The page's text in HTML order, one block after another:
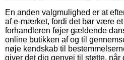
En anden valgmulighed er at
af e-mærket, fordi det bør være
forhandleren føjer gældende
online butikken af og til
nøje kendskab til
giver det dig genvej til støtte, når